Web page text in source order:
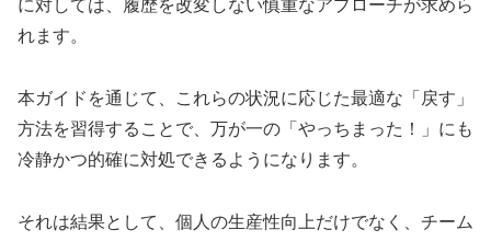
に対しては、履歴を改変しない慎重なアプローチが求めら
れます。
本ガイドを通じて、これらの状況に応じた最適な「戻す」
方法を習得することで、万が一の「やっちまった！」にも
冷静かつ的確に対処できるようになります。
それは結果として、個人の生産性向上だけでなく、チーム